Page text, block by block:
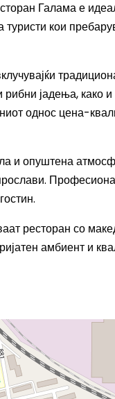
Галама е
кои
јадења, како
однос цена-
и опуштена
ресторан со
амбиент и